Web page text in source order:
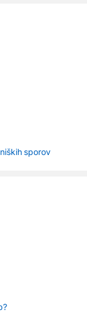
sporov